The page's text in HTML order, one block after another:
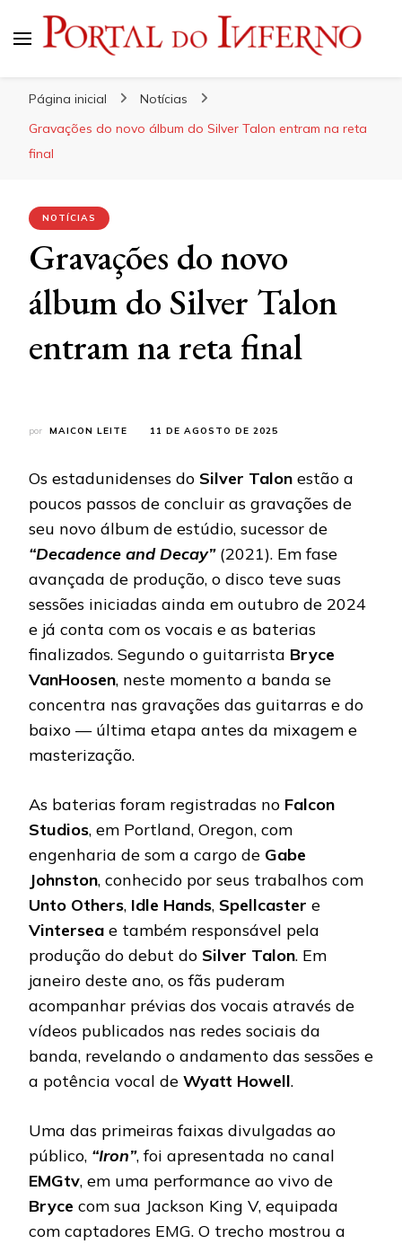
Página inicial
Notícias
Gravações do novo álbum do Silver Talon entram na reta
final
NOTÍCIAS
Gravações do novo
álbum do Silver Talon
entram na reta final
por MAICON LEITE 11 DE AGOSTO DE 2025
Os estadunidenses do Silver Talon estão a
poucos passos de concluir as gravações de
seu novo álbum de estúdio, sucessor de
“Decadence and Decay”(2021). Em fase
avançada de produção, o disco teve suas
sessões iniciadas ainda em outubro de 2024
e já conta com os vocais e as baterias
finalizados. Segundo o guitarrista Bryce
VanHoosen, neste momento a banda se
concentra nas gravações das guitarras e do
baixo — última etapa antes da mixagem e
masterização.
As baterias foram registradas no Falcon
Studios, em Portland, Oregon, com
engenharia de som a cargo de Gabe
Johnston, conhecido por seus trabalhos com
Unto Others, Idle Hands, Spellcaster e
Vintersea e também responsável pela
produção do debut do Silver Talon. Em
janeiro deste ano, os fãs puderam
acompanhar prévias dos vocais através de
vídeos publicados nas redes sociais da
banda, revelando o andamento das sessões e
a potência vocal de Wyatt Howell.
Uma das primeiras faixas divulgadas ao
público, “Iron”, foi apresentada no canal
EMGtv, em uma performance ao vivo de
Bryce com sua Jackson King V, equipada
com captadores EMG. O trecho mostrou a